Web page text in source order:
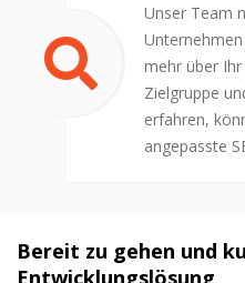
Unser Team
mehr über
Zielgruppe
erfahren,
angepasste
Bereit zu gehen und
Entwicklungslösung